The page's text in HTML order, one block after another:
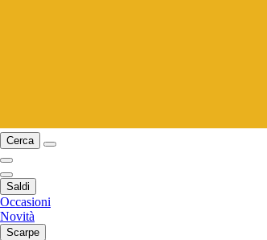
Cerca
Saldi
Occasioni
Novità
Scarpe